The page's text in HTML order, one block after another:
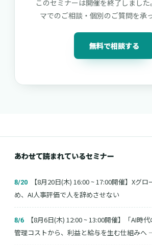
このセミナーは開催を終了しまし
マでのご相談・個別のご質問を承
無料で相談する
あわせて読まれているセミナー
8/20
【8月20日(木) 16:00 ~ 17:00開催】Xグ
め、AI人事評価で人を辞めさせない
8/6
【8月6日(木) 12:00 ~ 13:00開催】「AI時
管理コストから、利益と給与を生む仕組みへ